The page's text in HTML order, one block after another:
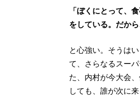
「ぼくにとって、
をしている。だか
と心強い。そうは
て、さらなるスー
た、内村が今大会
しても、誰が次に来